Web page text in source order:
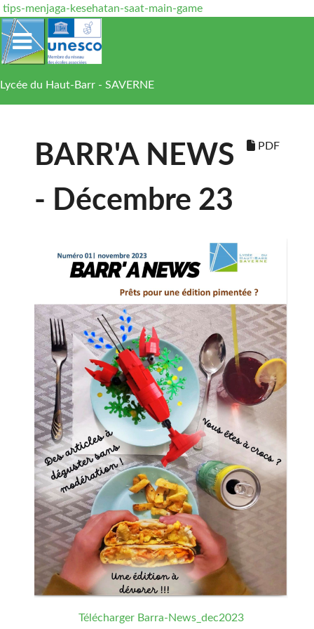
tips-menjaga-kesehatan-saat-main-game
Lycée du Haut-Barr - SAVERNE
PDF
BARR'A NEWS
- Décembre 23
Télécharger Barra-News_dec2023